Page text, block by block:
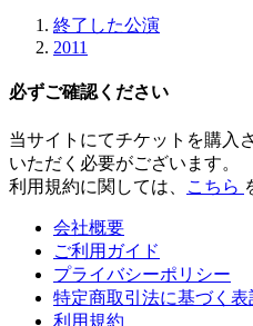
終了した公演
2011
必ずご確認ください
当サイトにてチケットを購入
いただく必要がございます。
利用規約に関しては、
こちら
会社概要
ご利用ガイド
プライバシーポリシー
特定商取引法に基づく表
利用規約